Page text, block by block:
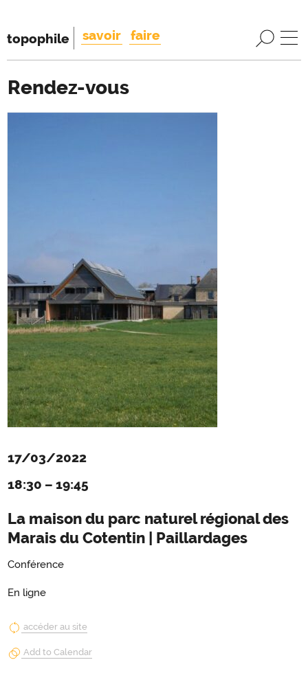
topophile savoir faire
Rendez-vous
17/03/2022
18:30 – 19:45
La maison du parc naturel régional des
Marais du Cotentin | Paillardages
Conférence
En ligne
accéder au site
Add to Calendar